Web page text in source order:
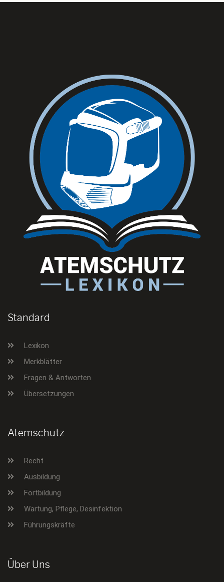
Standard
Lexikon
Merkblätter
Fragen & Antworten
Übersetzungen
Atemschutz
Recht
Ausbildung
Fortbildung
Wartung, Pflege, Desinfektion
Führungskräfte
Über Uns